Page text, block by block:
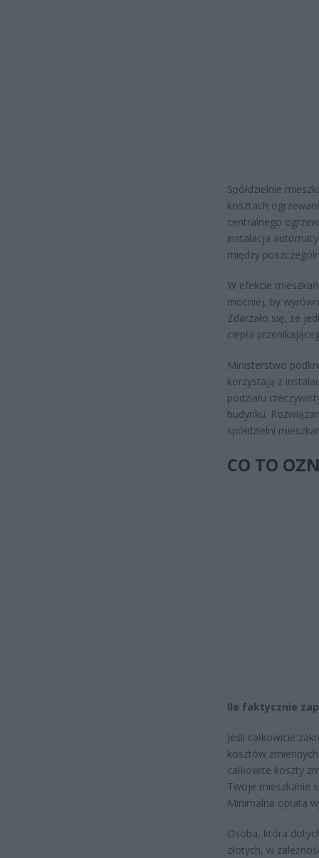
Spółdzielnie
kosztach
centralnego
instalacja
między
W efekcie
mocniej, by
Zdarzało się, że
ciepła
Ministerstwo
korzystają z
podziału
budynku.
spółdzielni
CO TO
Ile faktycznie
Jeśli całkowicie
kosztów
całkowite koszty
Twoje mieszkanie
Minimalna opłata
Osoba, która
złotych, w